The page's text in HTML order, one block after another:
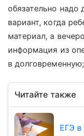
обязательно
вариант, когда
материал, а
информация из
в долговременную;
Читайте также
ЕГЭ в